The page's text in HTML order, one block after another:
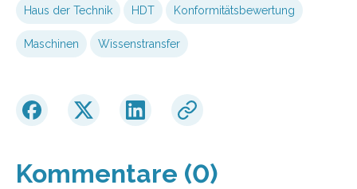
Haus der Technik HDT Konformitätsbewertung
Maschinen Wissenstransfer
Kommentare (0)